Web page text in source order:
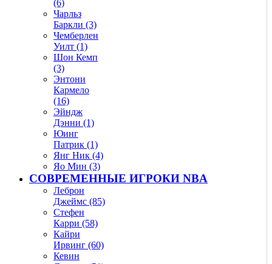
(6)
Чарльз
Баркли (3)
Чемберлен
Уилт (1)
Шон Кемп
(3)
Энтони
Кармело
(16)
Эйндж
Дэнни (1)
Юинг
Патрик (1)
Янг Ник (4)
Яо Мин (3)
СОВРЕМЕННЫЕ ИГРОКИ NBA
Леброн
Джеймс (85)
Стефен
Карри (58)
Кайри
Ирвинг (60)
Кевин